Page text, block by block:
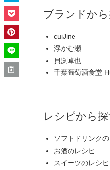
ブランドから
cuiJine
浮かむ瀬
貝渕卓也
千葉葡萄酒食堂
レシピから探
ソフトドリンク
お酒のレシピ
スイーツのレシピ